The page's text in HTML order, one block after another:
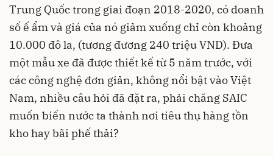
Trung Quốc trong giai đoạn 2018-2020, có doanh
số ế ẩm và giá của nó giảm xuống chỉ còn khoảng
10.000 đô la, (tương đương 240 triệu VND). Đưa
một mẫu xe đã được thiết kế từ 5 năm trước, với
các công nghệ đơn giản, không nổi bật vào Việt
Nam, nhiều câu hỏi đã đặt ra, phải chăng SAIC
muốn biến nước ta thành nơi tiêu thụ hàng tồn
kho hay bãi phế thải?